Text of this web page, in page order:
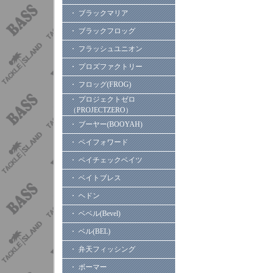
・ ブラックマリア
・ ブラックフロッグ
・ フラッシュユニオン
・ プロズファクトリー
・ フロッグ(FROG)
・ プロジェクトゼロ
（PROJECTZERO）
・ ブーヤー(BOOYAH)
・ ペイフォワード
・ ペイチェックベイツ
・ ベイトブレス
・ ヘドン
・ ベベル(Bevel)
・ ベル(BEL)
・ 弁天フィッシング
・ ボーマー